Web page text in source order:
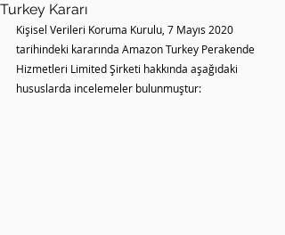
Turkey Kararı
Kişisel Verileri Koruma Kurulu, 7 Mayıs 2020
tarihindeki kararında Amazon Turkey Perakende
Hizmetleri Limited Şirketi hakkında aşağıdaki
hususlarda incelemeler bulunmuştur: